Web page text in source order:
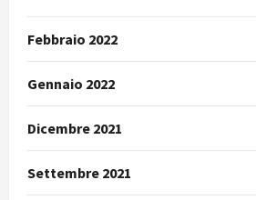
Febbraio 2022
Gennaio 2022
Dicembre 2021
Settembre 2021